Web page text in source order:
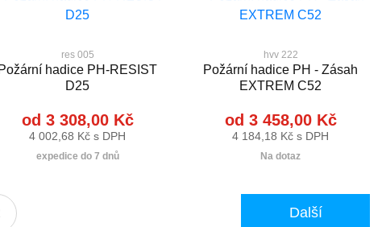
res 005
Požární hadice PH-RESIST
D25
od 3 308,00 Kč
4 002,68 Kč s DPH
expedice do 7 dnů
hvv 222
Požární hadice PH - Zásah
EXTREM C52
od 3 458,00 Kč
4 184,18 Kč s DPH
Na dotaz
Další